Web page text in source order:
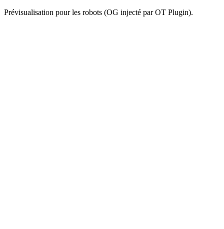
Prévisualisation pour les robots (OG injecté par OT Plugin).